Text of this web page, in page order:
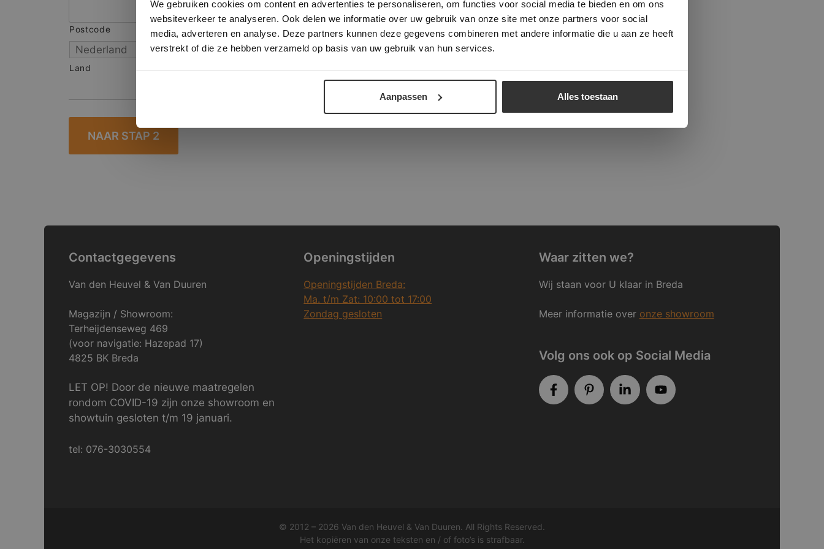
We gebruiken cookies om content en advertenties te personaliseren, om functies voor social media te bieden en om ons
websiteverkeer te analyseren. Ook delen we informatie over uw gebruik van onze site met onze partners voor social
media, adverteren en analyse. Deze partners kunnen deze gegevens combineren met andere informatie die u aan ze heeft
verstrekt of die ze hebben verzameld op basis van uw gebruik van hun services.
Aanpassen Alles toestaan
Postcode Stad
Land
Contactgegevens
Van den Heuvel & Van Duuren
Magazijn / Showroom:
Terheijdenseweg 469
(voor navigatie: Hazepad 17)
4825 BK Breda
LET OP! Door de nieuwe maatregelen
rondom COVID-19 zijn onze showroom en
showtuin gesloten t/m 19 januari.
tel: 076-3030554
Openingstijden
Openingstijden Breda:
Ma. t/m Zat: 10:00 tot 17:00
Zondag gesloten
Waar zitten we?
Wij staan voor U klaar in Breda
Meer informatie over onze showroom
Volg ons ook op Social Media
© 2012 – 2026 Van den Heuvel & Van Duuren. All Rights Reserved.
Het kopiëren van onze teksten en / of foto’s is strafbaar.
verder
ALLES ACCEPTEREN ALLES AFWIJZEN